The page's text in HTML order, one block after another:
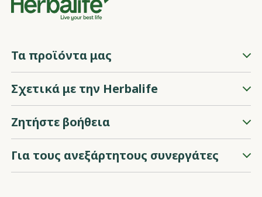
Τα προϊόντα μας
Σχετικά με την Herbalife
Ζητήστε βοήθεια
Για τους ανεξάρτητους συνεργάτες